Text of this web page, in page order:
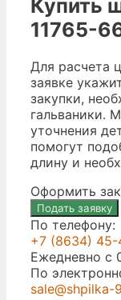
Купить
11765-
Для расчета
заявке
закупки,
гальваники.
уточнения
помогут
длину и
Оформить
Подать заявку
По телефону:
+7 (8634) 45-
Ежедневно с
По
sale@shpilka-